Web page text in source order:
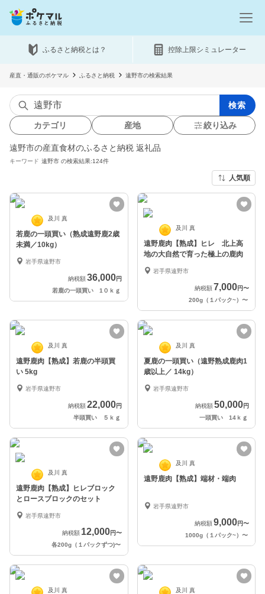
ふるさと納税とは？ 控除上限シミュレーター
産直・通販のポケマル ふるさと納税 遠野市の検索結果
検索
カテゴリ 産地 絞り込み
遠野市の産直食材のふるさと納税 返礼品
キーワード 遠野市 の検索結果:124件
人気順
及川 真
若鹿の一頭買い（熟成遠野鹿2歳
未満／10kg）
岩手県遠野市
納税額 36,000円
若鹿の一頭買い 1０ｋｇ
及川 真
遠野鹿肉【熟成】ヒレ 北上高
地の大自然で育った極上の鹿肉
岩手県遠野市
納税額7,000円〜
200g（１パック~） 〜
及川 真
遠野鹿肉【熟成】若鹿の半頭買
い 5kg
岩手県遠野市
納税額 22,000円
半頭買い ５ｋｇ
及川 真
夏鹿の一頭買い（遠野熟成鹿肉1
歳以上／ 14kg）
岩手県遠野市
納税額50,000円
一頭買い 14ｋｇ
及川 真
遠野鹿肉【熟成】ヒレブロック
とロースブロックのセット
岩手県遠野市
納税額 12,000円〜
各200g（１パックずつ)〜
及川 真
遠野鹿肉【熟成】端材・端肉
岩手県遠野市
納税額9,000円〜
1000g（１パック~） 〜
及川 真 及川 真